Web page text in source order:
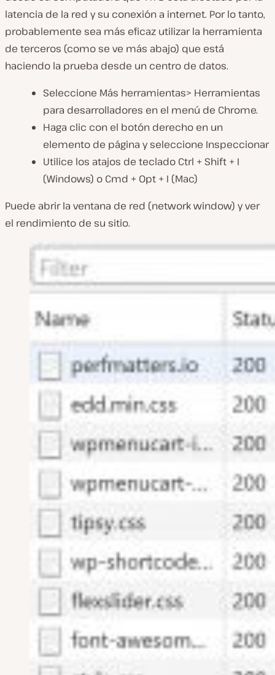
latencia de la red y su conexión a internet. Por lo tanto,
probablemente sea más eficaz utilizar la herramienta
de terceros (como se ve más abajo) que está
haciendo la prueba desde un centro de datos.
Seleccione Más herramientas> Herramientas
para desarrolladores en el menú de Chrome.
Haga clic con el botón derecho en un
elemento de página y seleccione Inspeccionar
Utilice los atajos de teclado Ctrl + Shift + I
(Windows) o Cmd + Opt + I (Mac)
Puede abrir la ventana de red (network window) y ver
el rendimiento de su sitio.